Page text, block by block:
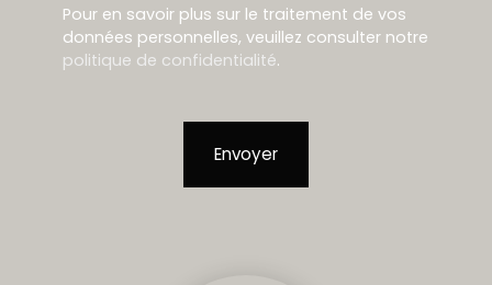
Pour en savoir plus sur le traitement de vos
données personnelles, veuillez consulter notre
politique de confidentialité.
Envoyer